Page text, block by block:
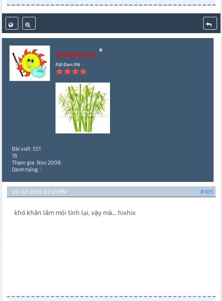
smallshrimp
Rất Đam Mê
Bài viết: 551
18
Tham gia: Nov 2008
Danh tiếng: 1
#105
07-02-2013, 07:09 PM
khó khăn lắm mới tỉnh lại, vậy mà... hixhix